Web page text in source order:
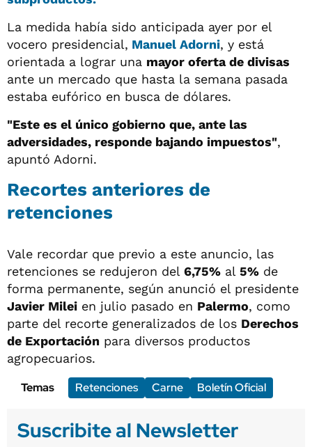
La medida había sido anticipada ayer por el
vocero presidencial, Manuel Adorni, y está
orientada a lograr una mayor oferta de divisas
ante un mercado que hasta la semana pasada
estaba eufórico en busca de dólares.
"Este es el único gobierno que, ante las
adversidades, responde bajando impuestos",
apuntó Adorni.
Recortes anteriores de
retenciones
Vale recordar que previo a este anuncio, las
retenciones se redujeron del 6,75% al 5% de
forma permanente, según anunció el presidente
Javier Milei en julio pasado en Palermo, como
parte del recorte generalizados de los Derechos
de Exportación para diversos productos
agropecuarios.
Temas
Retenciones Carne Boletín Oficial
Suscribite al Newsletter